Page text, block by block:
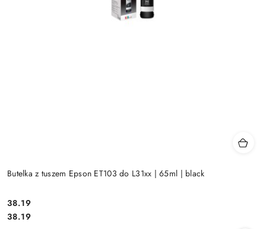
Butelka z tuszem Epson ET103 do L31xx | 65ml | black
Cena:
38.19
Cena:
38.19